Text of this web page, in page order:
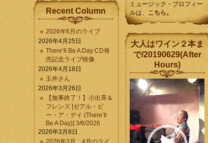
Recent Column
2026年6月のライブ
2026年4月25日
There’ll Be A Day CD発
売記念ライブ映像
2026年4月18日
玉井さん
2026年3月26日
【無事終了！】小出斉＆
フレンズ [ゼアル・ビ
ー・ア・デイ (There’ll
Be A Day)] 3/6/2026
2026年3月8日
2026年3月、4月のライ
ミュージック・プロフィー
ルは、 こちら。
大人はワイン２本ま
で/20190629(After
Hours)
動
画
レ
ー
ヤ
ー